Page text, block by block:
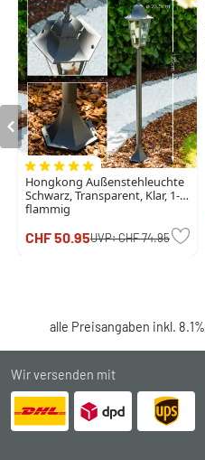
Hongkong Außenstehleuchte
Schwarz, Transparent, Klar, 1-
flammig
CHF 50.95UVP:CHF 74.95
alle Preisangaben inkl.
Wir versenden mit